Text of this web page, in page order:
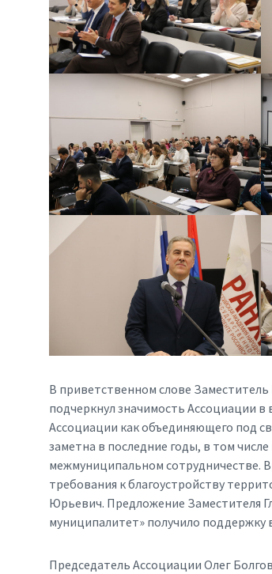
В приветственном слове
подчеркнул значимость Ассоциации
Ассоциации как объединяющего под
заметна в последние годы, в том
межмуниципальном сотрудничестве.
требования к благоустройству
Юрьевич. Предложение Заместителя
муниципалитет» получило поддержку
Председатель Ассоциации Олег